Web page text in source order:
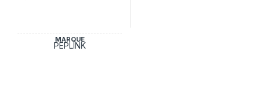
MARQUE
PEPLINK